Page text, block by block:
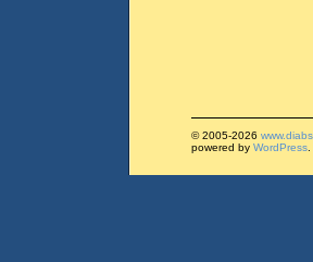
© 2005-2026
powered by WordPress.